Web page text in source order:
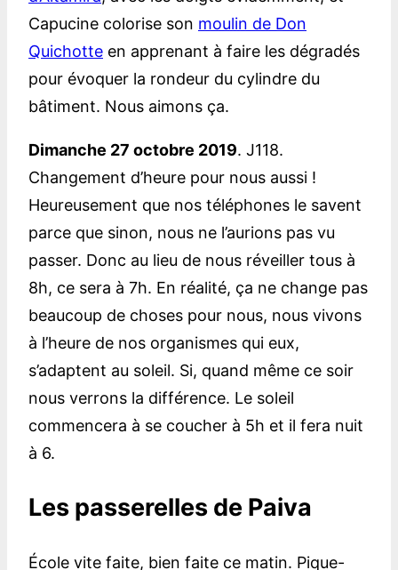
Capucine colorise son moulin de Don
Quichotte en apprenant à faire les dégradés
pour évoquer la rondeur du cylindre du
bâtiment. Nous aimons ça.
Dimanche 27 octobre 2019. J118.
Changement d’heure pour nous aussi !
Heureusement que nos téléphones le savent
parce que sinon, nous ne l’aurions pas vu
passer. Donc au lieu de nous réveiller tous à
8h, ce sera à 7h. En réalité, ça ne change pas
beaucoup de choses pour nous, nous vivons
à l’heure de nos organismes qui eux,
s’adaptent au soleil. Si, quand même ce soir
nous verrons la différence. Le soleil
commencera à se coucher à 5h et il fera nuit
à 6.
Les passerelles de Paiva
École vite faite, bien faite ce matin. Pique-